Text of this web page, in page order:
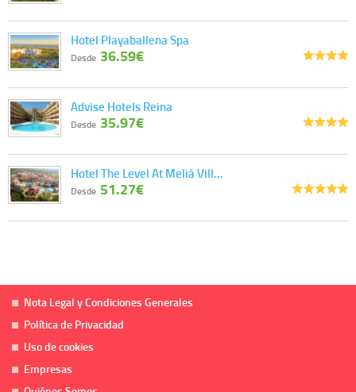
Hotel Playaballena Spa
Desde 36.59€
Advise Hotels Reina
Desde 35.97€
Hotel The Level At Meliá Vill…
Desde 51.27€
Nota Legal y Condiciones Generales
Política de Privacidad
Uso de cookies
Empresas